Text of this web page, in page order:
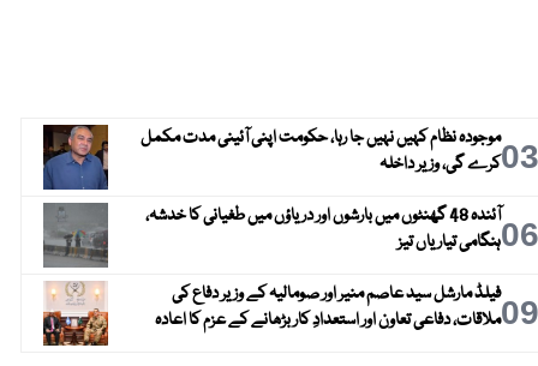
03موجودہ نظام کہیں نہیں جا رہا، حکومت اپنی آئینی مدت مکمل
کرے گی، وزیر داخلہ
06
آئندہ 48 گھنٹوں میں بارشوں اور دریاؤں میں طغیانی کا خدشہ،
ہنگامی تیاریاں تیز
09فیلڈ مارشل سید عاصم منیر اور صومالیہ کے وزیر دفاع کی
ملاقات، دفاعی تعاون اور استعدادِ کار بڑھانے کے عزم کا اعادہ